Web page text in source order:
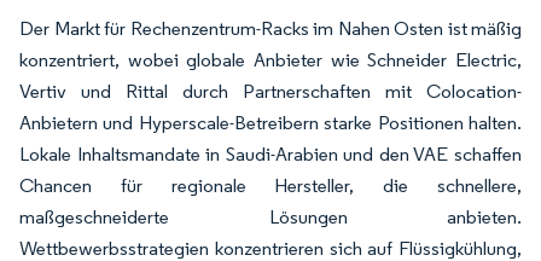
Der Markt für Rechenzentrum-Racks im Nahen Osten ist mäßig
konzentriert, wobei globale Anbieter wie Schneider Electric,
Vertiv und Rittal durch Partnerschaften mit Colocation-
Anbietern und Hyperscale-Betreibern starke Positionen halten.
Lokale Inhaltsmandate in Saudi-Arabien und den VAE schaffen
Chancen für regionale Hersteller, die schnellere,
maßgeschneiderte Lösungen anbieten.
Wettbewerbsstrategien konzentrieren sich auf Flüssigkühlung,